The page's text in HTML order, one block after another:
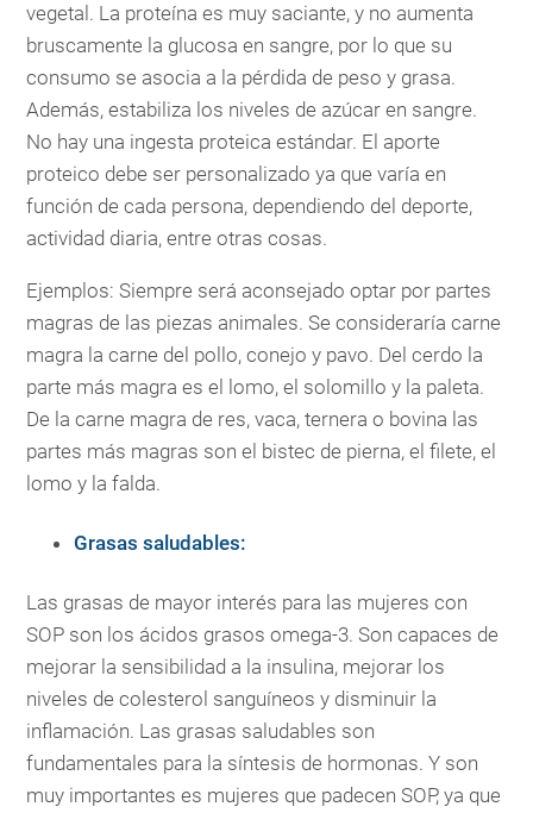
vegetal. La proteína es muy saciante, y no aumenta
bruscamente la glucosa en sangre, por lo que su
consumo se asocia a la pérdida de peso y grasa.
Además, estabiliza los niveles de azúcar en sangre.
No hay una ingesta proteica estándar. El aporte
proteico debe ser personalizado ya que varía en
función de cada persona, dependiendo del deporte,
actividad diaria, entre otras cosas.
Ejemplos: Siempre será aconsejado optar por partes
magras de las piezas animales. Se consideraría carne
magra la carne del pollo, conejo y pavo. Del cerdo la
parte más magra es el lomo, el solomillo y la paleta.
De la carne magra de res, vaca, ternera o bovina las
partes más magras son el bistec de pierna, el filete, el
lomo y la falda.
Grasas saludables:
Las grasas de mayor interés para las mujeres con
SOP son los ácidos grasos omega-3. Son capaces de
mejorar la sensibilidad a la insulina, mejorar los
niveles de colesterol sanguíneos y disminuir la
inflamación. Las grasas saludables son
fundamentales para la síntesis de hormonas. Y son
muy importantes es mujeres que padecen SOP, ya que